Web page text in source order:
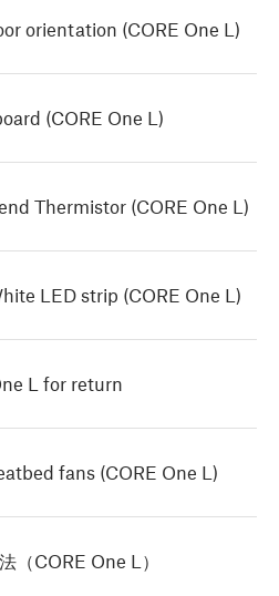
orientation (CORE One L)
(CORE One L)
Thermistor (CORE One L)
LED strip (CORE One L)
L for return
fans (CORE One L)
（CORE One L）